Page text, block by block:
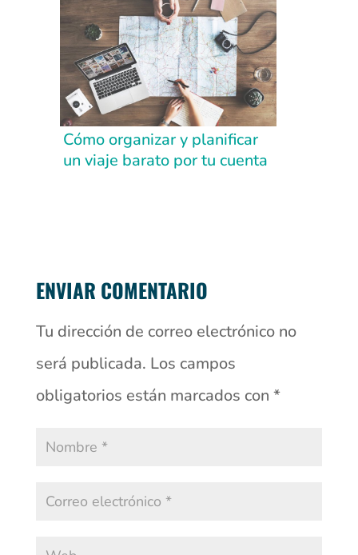
Cómo organizar y planificar
un viaje barato por tu cuenta
ENVIAR COMENTARIO
Tu dirección de correo electrónico no
será publicada. Los campos
obligatorios están marcados con *